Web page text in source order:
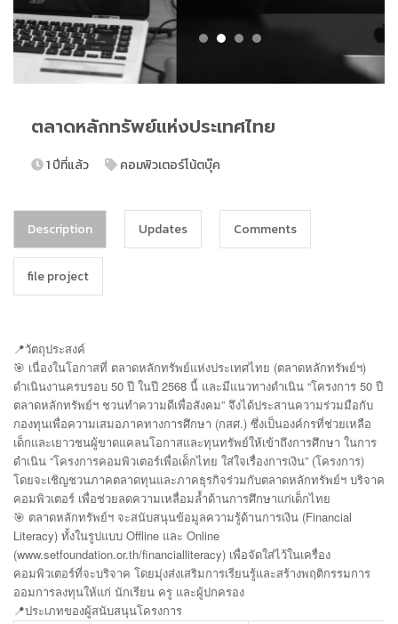
ตลาดหลักทรัพย์แห่งประเทศไทย
1 ปีที่แล้ว คอมพิวเตอร์โน้ตบุ๊ค
Description Updates Comments
file project
📍วัตถุประสงค์
🎯 เนื่องในโอกาสที่ ตลาดหลักทรัพย์แห่งประเทศไทย (ตลาดหลักทรัพย์ฯ)
ดำเนินงานครบรอบ 50 ปี ในปี 2568 นี้ และมีแนวทางดำเนิน “โครงการ 50 ปี
ตลาดหลักทรัพย์ฯ ชวนทำความดีเพื่อสังคม” จึงได้ประสานความร่วมมือกับ
กองทุนเพื่อความเสมอภาคทางการศึกษา (กสศ.) ซึ่งเป็นองค์กรที่ช่วยเหลือ
เด็กและเยาวชนผู้ขาดแคลนโอกาสและทุนทรัพย์ให้เข้าถึงการศึกษา ในการ
ดำเนิน “โครงการคอมพิวเตอร์เพื่อเด็กไทย ใส่ใจเรื่องการเงิน” (โครงการ)
โดยจะเชิญชวนภาคตลาดทุนและภาคธุรกิจร่วมกับตลาดหลักทรัพย์ฯ บริจาค
คอมพิวเตอร์ เพื่อช่วยลดความเหลื่อมล้ำด้านการศึกษาแก่เด็กไทย
🎯 ตลาดหลักทรัพย์ฯ จะสนับสนุนข้อมูลความรู้ด้านการเงิน (Financial
Literacy) ทั้งในรูปแบบ Offline และ Online
(www.setfoundation.or.th/financialliteracy) เพื่อจัดใส่ไว้ในเครื่อง
คอมพิวเตอร์ที่จะบริจาค โดยมุ่งส่งเสริมการเรียนรู้และสร้างพฤติกรรมการ
ออมการลงทุนให้แก่ นักเรียน ครู และผู้ปกครอง
📍ประเภทของผู้สนับสนุนโครงการ